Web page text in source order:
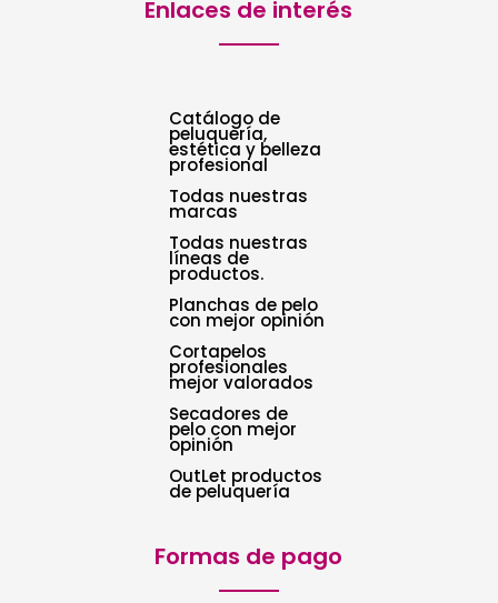
Enlaces de interés
Catálogo de
peluquería,
estética y belleza
profesional
Todas nuestras
marcas
Todas nuestras
líneas de
productos.
Planchas de pelo
con mejor opinión
Cortapelos
profesionales
mejor valorados
Secadores de
pelo con mejor
opinión
OutLet productos
de peluquería
Formas de pago